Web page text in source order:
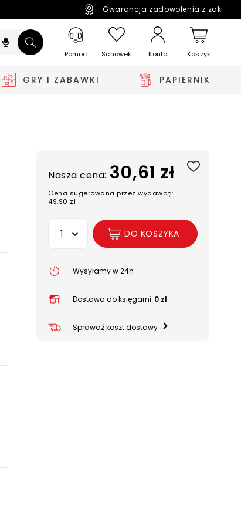
Gwarancja zadowolenia z
Pomoc Schowek Konto Koszyk
GRY I ZABAWKI PAPIERNIK
Nasza cena: 30,61 zł
Cena sugerowana przez wydawcę:
49,90 zł
Wybierz opcję
DO KOSZYKA
Wysyłamy w 24h
Dostawa do księgarni 0 zł
Sprawdź koszt dostawy